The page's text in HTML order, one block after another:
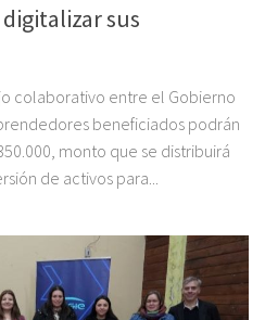
sus
colaborativo entre el Gobierno
beneficiados podrán
monto que se distribuirá
de activos para...